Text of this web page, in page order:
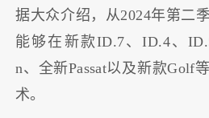
据大众介绍，从2024年第二
能够在新款ID.7、ID.4、
n、全新Passat以及新款Golf
术。